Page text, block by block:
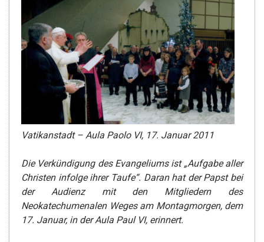
Vatikanstadt – Aula Paolo VI, 17. Januar 2011
Die Verkündigung des Evangeliums ist „Aufgabe aller
Christen infolge ihrer Taufe“. Daran hat der Papst bei
der Audienz mit den Mitgliedern des
Neokatechumenalen Weges am Montagmorgen, dem
17. Januar, in der Aula Paul VI, erinnert.